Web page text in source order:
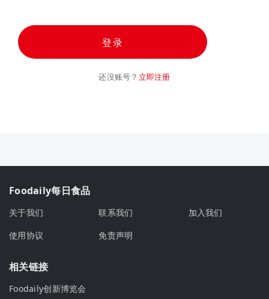
登录
还没账号？ 立即注册
Foodaily每日食品
关于我们 联系我们
加入我们
使用协议
免责声明
相关链接
Foodaily创新博览会